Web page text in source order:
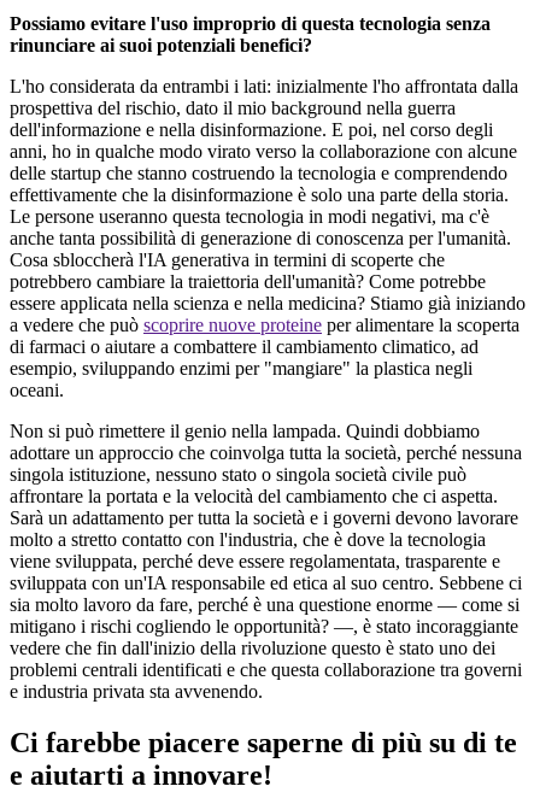
Possiamo evitare l'uso improprio di questa tecnologia senza
rinunciare ai suoi potenziali benefici?
L'ho considerata da entrambi i lati: inizialmente l'ho affrontata dalla
prospettiva del rischio, dato il mio background nella guerra
dell'informazione e nella disinformazione. E poi, nel corso degli
anni, ho in qualche modo virato verso la collaborazione con alcune
delle startup che stanno costruendo la tecnologia e comprendendo
effettivamente che la disinformazione è solo una parte della storia.
Le persone useranno questa tecnologia in modi negativi, ma c'è
anche tanta possibilità di generazione di conoscenza per l'umanità.
Cosa sbloccherà l'IA generativa in termini di scoperte che
potrebbero cambiare la traiettoria dell'umanità? Come potrebbe
essere applicata nella scienza e nella medicina? Stiamo già iniziando
a vedere che può scoprire nuove proteine per alimentare la scoperta
di farmaci o aiutare a combattere il cambiamento climatico, ad
esempio, sviluppando enzimi per "mangiare" la plastica negli
oceani.
Non si può rimettere il genio nella lampada. Quindi dobbiamo
adottare un approccio che coinvolga tutta la società, perché nessuna
singola istituzione, nessuno stato o singola società civile può
affrontare la portata e la velocità del cambiamento che ci aspetta.
Sarà un adattamento per tutta la società e i governi devono lavorare
molto a stretto contatto con l'industria, che è dove la tecnologia
viene sviluppata, perché deve essere regolamentata, trasparente e
sviluppata con un'IA responsabile ed etica al suo centro. Sebbene ci
sia molto lavoro da fare, perché è una questione enorme — come si
mitigano i rischi cogliendo le opportunità? —, è stato incoraggiante
vedere che fin dall'inizio della rivoluzione questo è stato uno dei
problemi centrali identificati e che questa collaborazione tra governi
e industria privata sta avvenendo.
Ci farebbe piacere saperne di più su di te
e aiutarti a innovare!